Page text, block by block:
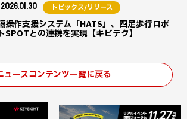
操作支援システム「HATS」、四足歩行ロボ
SPOTとの連携を実現【キビテク】
2026.01.30 トピックス/リリース
ュースコンテンツ一覧に戻る